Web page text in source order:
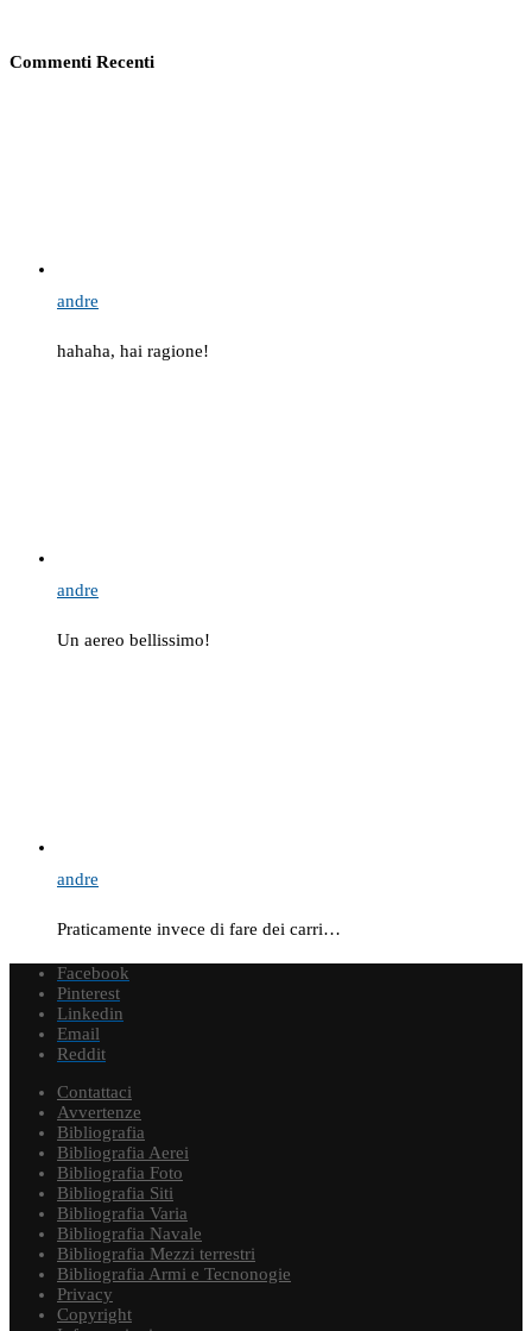
Commenti Recenti
andre
hahaha, hai ragione!
andre
Un aereo bellissimo!
andre
Praticamente invece di fare dei carri…
Facebook
Pinterest
Linkedin
Email
Reddit
Contattaci
Avvertenze
Bibliografia
Bibliografia Aerei
Bibliografia Foto
Bibliografia Siti
Bibliografia Varia
Bibliografia Navale
Bibliografia Mezzi terrestri
Bibliografia Armi e Tecnonogie
Privacy
Copyright